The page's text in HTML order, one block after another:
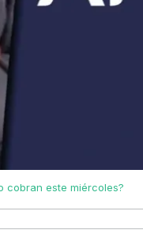
cobran este miércoles?